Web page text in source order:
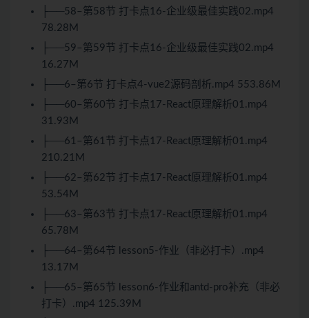
├──58–第58节 打卡点16-企业级最佳实践02.mp4
78.28M
├──59–第59节 打卡点16-企业级最佳实践02.mp4
16.27M
├──6–第6节 打卡点4-vue2源码剖析.mp4 553.86M
├──60–第60节 打卡点17-React原理解析01.mp4
31.93M
├──61–第61节 打卡点17-React原理解析01.mp4
210.21M
├──62–第62节 打卡点17-React原理解析01.mp4
53.54M
├──63–第63节 打卡点17-React原理解析01.mp4
65.78M
├──64–第64节 lesson5-作业（非必打卡）.mp4
13.17M
├──65–第65节 lesson6-作业和antd-pro补充（非必
打卡）.mp4 125.39M